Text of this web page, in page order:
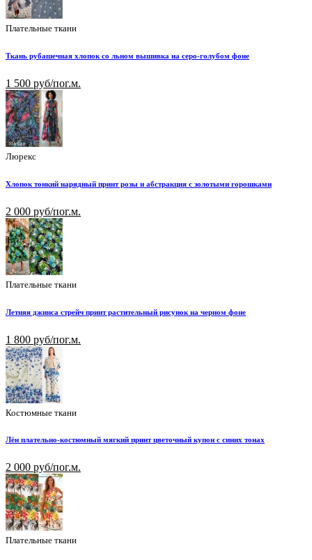
Плательные ткани
Ткань рубашечная хлопок со льном вышивка на серо-голубом фоне
1 500 руб/пог.м.
Люрекс
Хлопок тонкий нарядный принт розы и абстракция с золотыми горошками
2 000 руб/пог.м.
Плательные ткани
Летняя джинса стрейч принт растительный рисунок на черном фоне
1 800 руб/пог.м.
Костюмные ткани
Лён плательно-костюмный мягкий принт цветочный купон с синих тонах
2 000 руб/пог.м.
Плательные ткани